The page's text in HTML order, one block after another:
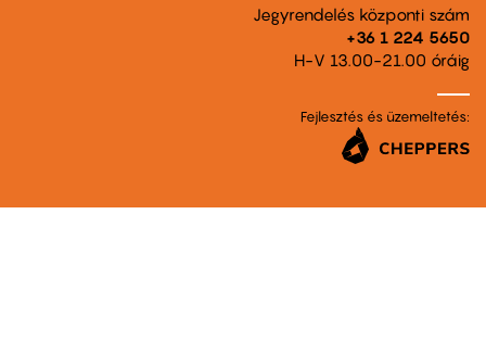
Jegyrendelés központi szám
+36 1 224 5650
H-V 13.00-21.00 óráig
Fejlesztés és üzemeltetés: